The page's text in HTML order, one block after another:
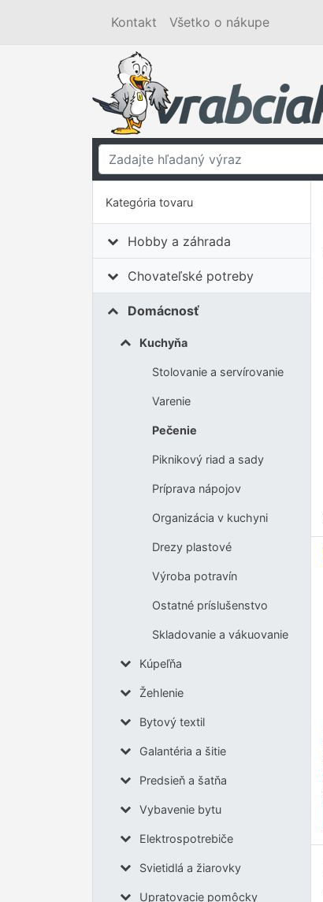
Kontakt Všetko o nákupe
Kategória tovaru
Hobby a záhrada
Chovateľské potreby
Domácnosť
Kuchyňa
Stolovanie a servírovanie
Varenie
Pečenie
Piknikový riad a sady
Príprava nápojov
Organizácia v kuchyni
Drezy plastové
Výroba potravín
Ostatné príslušenstvo
Skladovanie a vákuovanie
Kúpeľňa
Žehlenie
Bytový textil
Galantéria a šitie
Predsieň a šatňa
Vybavenie bytu
Elektrospotrebiče
Svietidlá a žiarovky
Upratovacie pomôcky